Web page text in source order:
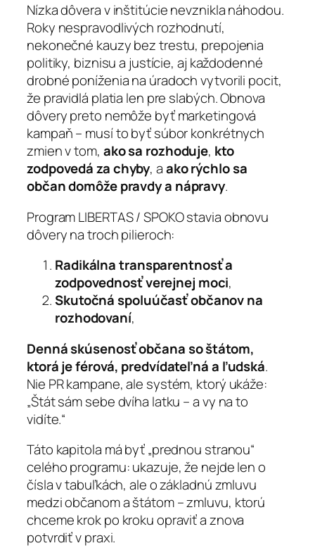
Nízka dôvera v inštitúcie nevznikla náhodou.
Roky nespravodlivých rozhodnutí,
nekonečné kauzy bez trestu, prepojenia
politiky, biznisu a justície, aj každodenné
drobné poníženia na úradoch vytvorili pocit,
že pravidlá platia len pre slabých. Obnova
dôvery preto nemôže byť marketingová
kampaň – musí to byť súbor konkrétnych
zmien v tom, ako sa rozhoduje, kto
zodpovedá za chyby, aako rýchlo sa
občan domôže pravdy a nápravy.
Program LIBERTAS / SPOKO stavia obnovu
dôvery na troch pilieroch:
Radikálna transparentnosť a
zodpovednosť verejnej moci,
Skutočná spoluúčasť občanov na
rozhodovaní,
Denná skúsenosť občana so štátom,
ktorá je férová, predvídateľná a ľudská.
Nie PR kampane, ale systém, ktorý ukáže:
„Štát sám sebe dvíha latku – a vy na to
vidíte.“
Táto kapitola má byť „prednou stranou“
celého programu: ukazuje, že nejde len o
čísla v tabuľkách, ale o základnú zmluvu
medzi občanom a štátom – zmluvu, ktorú
chceme krok po kroku opraviť a znova
potvrdiť v praxi.